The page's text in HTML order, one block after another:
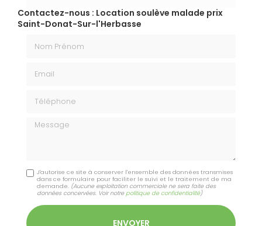
Contactez-nous : Location soulève malade prix
Saint-Donat-Sur-l'Herbasse
Message
J'autorise ce site à conserver l'ensemble des données transmises
dans ce formulaire pour faciliter le suivi et le traitement de ma
demande. (Aucune exploitation commerciale ne sera faite des
données concervées. Voir notre politique de confidentialité)